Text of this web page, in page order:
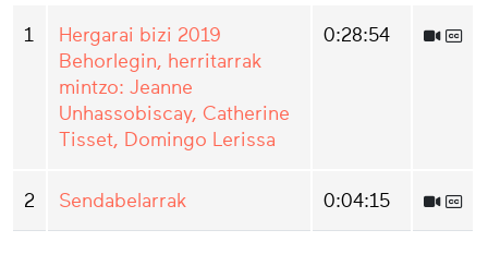
1
Hergarai bizi 2019
Behorlegin, herritarrak
mintzo: Jeanne
Unhassobiscay, Catherine
Tisset, Domingo Lerissa
0:28:54
2 Sendabelarrak 0:04:15